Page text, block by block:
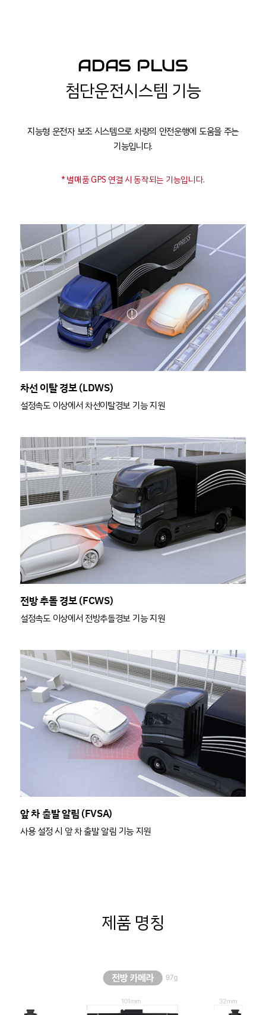
ADAS PLUS
첨단운전시스템 기능
지능형 운전자 보조 시스템으로 차량의 안전운행에 도움을 주는
기능입니다.
* 별매품 GPS 연결 시 동작되는 기능입니다.
차선 이탈 경보 (LDWS)
설정속도 이상에서 차선이탈경보 기능 지원
전방 추돌 경보 (FCWS)
설정속도 이상에서 전방추돌경보 기능 지원
앞 차 출발 알림 (FVSA)
사용 설정 시 앞 차 출발 알림 기능 지원
제품 명칭